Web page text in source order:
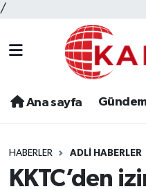
/
Ana sayfa
HABERLER ADLI HABERLER
KKTC’den